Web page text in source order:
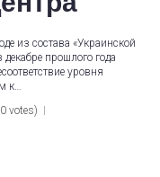
из состава «Украинской
прошлого года
уровня
к…
0 votes)